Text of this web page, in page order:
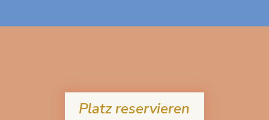
Platz reservieren